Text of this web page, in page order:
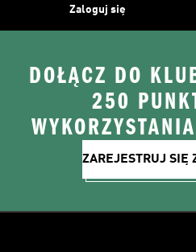
Zaloguj się
DOŁĄCZ DO
250
ZAREJESTRUJ SIĘ